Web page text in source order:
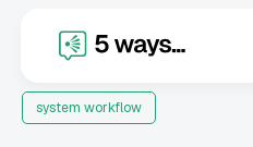
system workflow